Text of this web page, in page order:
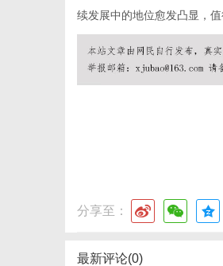
续发展中的地位愈发凸显，
分享至：
最新评论(0)